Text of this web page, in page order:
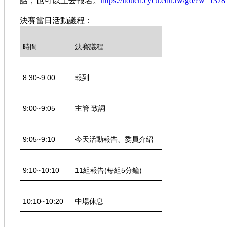
決賽當日活動議程：
時間 決賽議程
8:30~9:00 報到
9:00~9:05 主管 致詞
9:05~9:10 今天活動報告、委員介紹
9:10~10:10 11組報告(每組5分鐘)
10:10~10:20 中場休息